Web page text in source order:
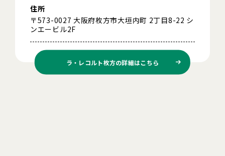
住所
〒573-0027 大阪府枚方市大垣内町 2丁目8-22 シ
ンエービル2F
ラ・レコルト枚方の詳細はこちら